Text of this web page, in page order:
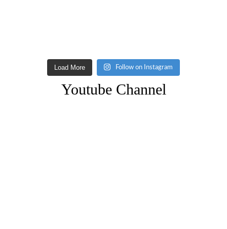
Load More Follow on Instagram
Youtube Channel